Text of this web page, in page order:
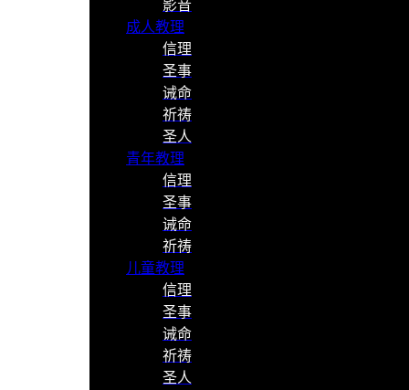
影音
成人教理
信理
圣事
诫命
祈祷
圣人
青年教理
信理
圣事
诫命
祈祷
儿童教理
信理
圣事
诫命
祈祷
圣人